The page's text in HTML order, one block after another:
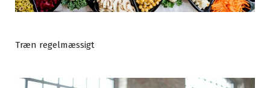
Træn regelmæssigt